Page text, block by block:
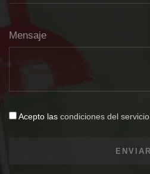
Mensaje
Acepto las condiciones del servicio